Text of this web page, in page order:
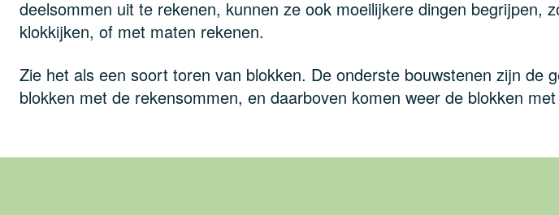
deelsommen uit te rekenen, kunnen ze ook moeilijkere dingen begrijpen,
klokkijken, of met maten rekenen.
Zie het als een soort toren van blokken. De onderste bouwstenen zijn de
blokken met de rekensommen, en daarboven komen weer de blokken